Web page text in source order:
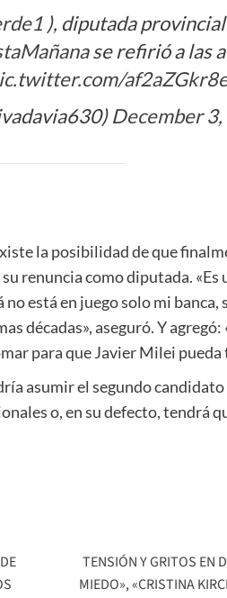
), diputada
se refirió a las
December
la posibilidad de que
renuncia como diputada.
está en juego solo mi banca,
décadas», aseguró. Y
para que Javier Milei pueda
asumir el segundo candidato
o, en su defecto, tendrá
TENSIÓN Y GRITOS EN
MIEDO», «CRISTINA